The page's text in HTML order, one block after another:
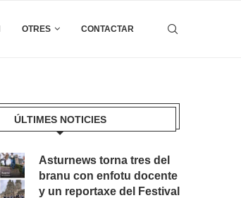
OTRES CONTACTAR
ÚLTIMES NOTICIES
Asturnews torna tres del
branu con enfotu docente
y un reportaxe del Festival